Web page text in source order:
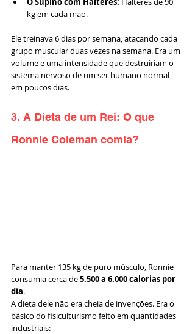
kg em cada mão.
Ele treinava 6 dias por semana, atacando cada
grupo muscular duas vezes na semana. Era um
volume e uma intensidade que destruiriam o
sistema nervoso de um ser humano normal
em poucos dias.
3. A Dieta de um Rei: O que
Ronnie Coleman comia?
Para manter 135 kg de puro músculo, Ronnie
consumia cerca de 5.500 a 6.000 calorias por
dia.
A dieta dele não era cheia de invenções. Era o
básico do fisiculturismo feito em quantidades
industriais: